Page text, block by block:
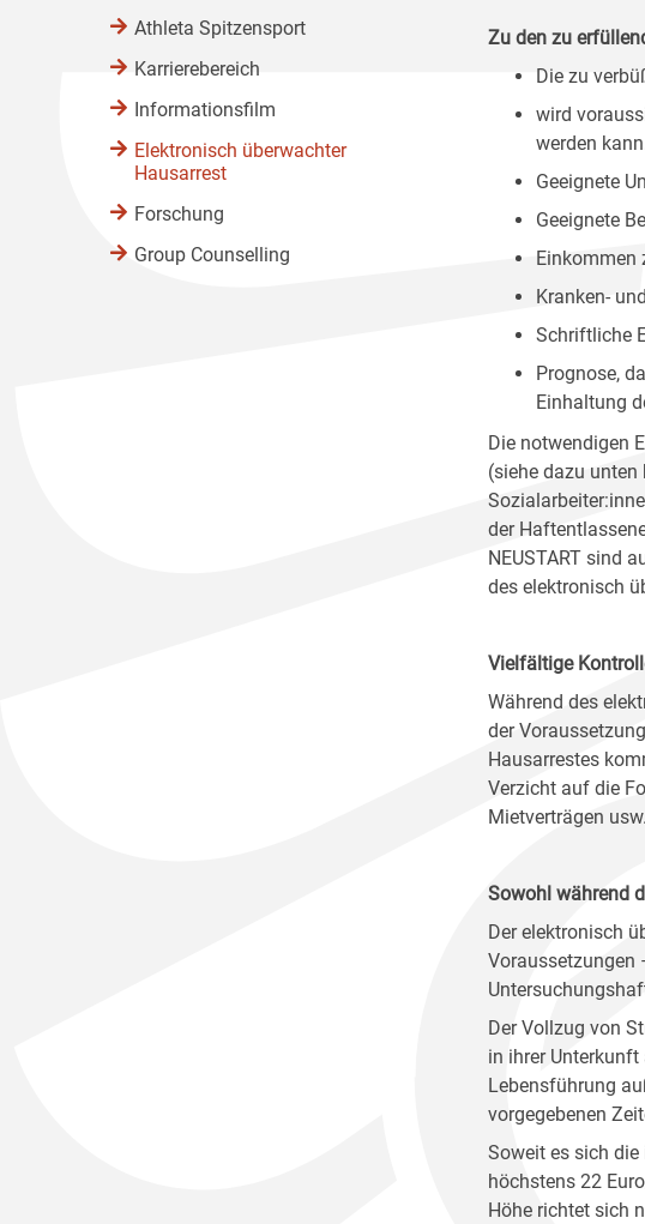
Zu den zu
Die zu
wird
werden
Geeignete
Geeignete
Einkommen
Kranken-
Schriftliche
Prognose,
Einhaltung
Die notwendigen
(siehe dazu
der
NEUSTART sind
des elektronisch
Vielfältige
Während des
der
Hausarrestes
Verzicht auf die
Mietverträgen usw.
Sowohl während
Der elektronisch
Voraussetzungen
Der Vollzug von
in ihrer
Lebensführung
vorgegebenen
Soweit es sich
höchstens 22
Höhe richtet sich
Athleta Spitzensport
Karrierebereich
Informationsfilm
Elektronisch überwachter
Hausarrest
Forschung
Group Counselling